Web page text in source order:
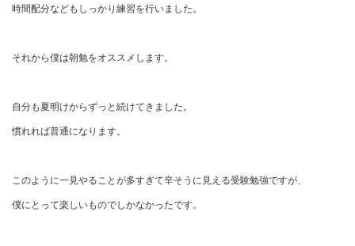
時間配分などもしっかり練習を行いました。
それから僕は朝勉をオススメします。
自分も夏明けからずっと続けてきました。
慣れれば普通になります。
このように一見やることが多すぎて辛そうに見える受験勉強ですが、
僕にとって楽しいものでしかなかったです。